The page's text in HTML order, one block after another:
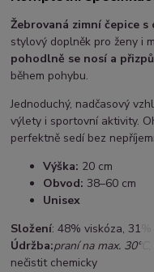
Žebrovaná zimní čepice
stylový doplněk pro ženy i
pohodlně se nosí a
během pohybu.
Jednoduchý, nadčasový
výlety i sportovní aktivity.
perfektně sedí bez
Výška: 20 cm
Obvod: 38–60 cm
Unisex
Složení: 48% viskóza,
Údržba:praní na max. 30°C
nečistit chemicky